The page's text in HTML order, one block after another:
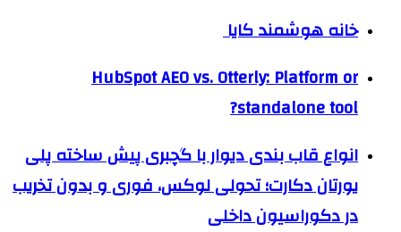
خانه هوشمند کایا
HubSpot AEO vs. Otterly: Platform or
standalone tool?
انواع قاب بندی دیوار با گچبری پیش ساخته پلی
یورتان دکارت؛ تحولی لوکس، فوری و بدون تخریب
در دکوراسیون داخلی